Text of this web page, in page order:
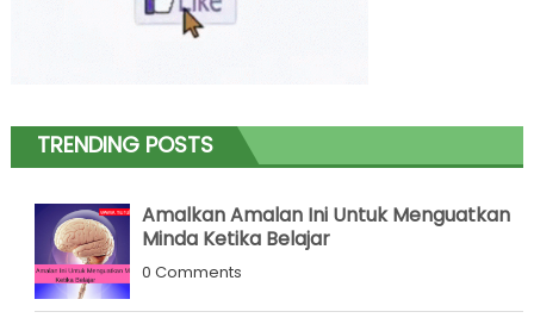
TRENDING POSTS
Amalkan Amalan Ini Untuk Menguatkan
Minda Ketika Belajar
0 Comments